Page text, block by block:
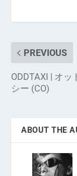
PREVIOUS
ODDTAXI | オッ
シー (CO)
ABOUT THE